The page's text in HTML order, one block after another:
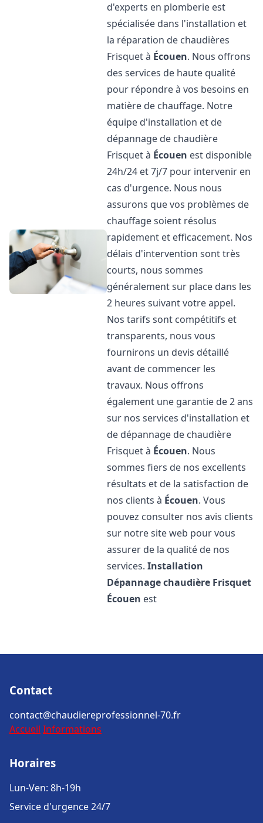
d'experts en plomberie est
spécialisée dans l'installation et
la réparation de chaudières
Frisquet à Écouen. Nous offrons
des services de haute qualité
pour répondre à vos besoins en
matière de chauffage. Notre
équipe d'installation et de
dépannage de chaudière
Frisquet à Écouen est disponible
24h/24 et 7j/7 pour intervenir en
cas d'urgence. Nous nous
assurons que vos problèmes de
chauffage soient résolus
rapidement et efficacement. Nos
délais d'intervention sont très
courts, nous sommes
généralement sur place dans les
2 heures suivant votre appel.
Nos tarifs sont compétitifs et
transparents, nous vous
fournirons un devis détaillé
avant de commencer les
travaux. Nous offrons
également une garantie de 2 ans
sur nos services d'installation et
de dépannage de chaudière
Frisquet à Écouen. Nous
sommes fiers de nos excellents
résultats et de la satisfaction de
nos clients à Écouen. Vous
pouvez consulter nos avis clients
sur notre site web pour vous
assurer de la qualité de nos
services.Installation
Dépannage chaudière Frisquet
Écouen est
Contact
contact@chaudiereprofessionnel-70.fr
Accueil Informations
Horaires
Lun-Ven: 8h-19h
Service d'urgence 24/7